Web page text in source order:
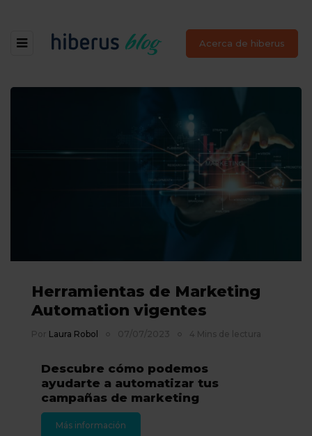
Acerca de hiberus
Herramientas de Marketing
Automation vigentes
Por Laura Robol 07/07/2023 4 Mins de lectura
Descubre cómo podemos
ayudarte a automatizar tus
campañas de marketing
Más información